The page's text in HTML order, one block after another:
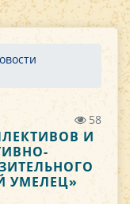
58
И
УМЕЛЕЦ»